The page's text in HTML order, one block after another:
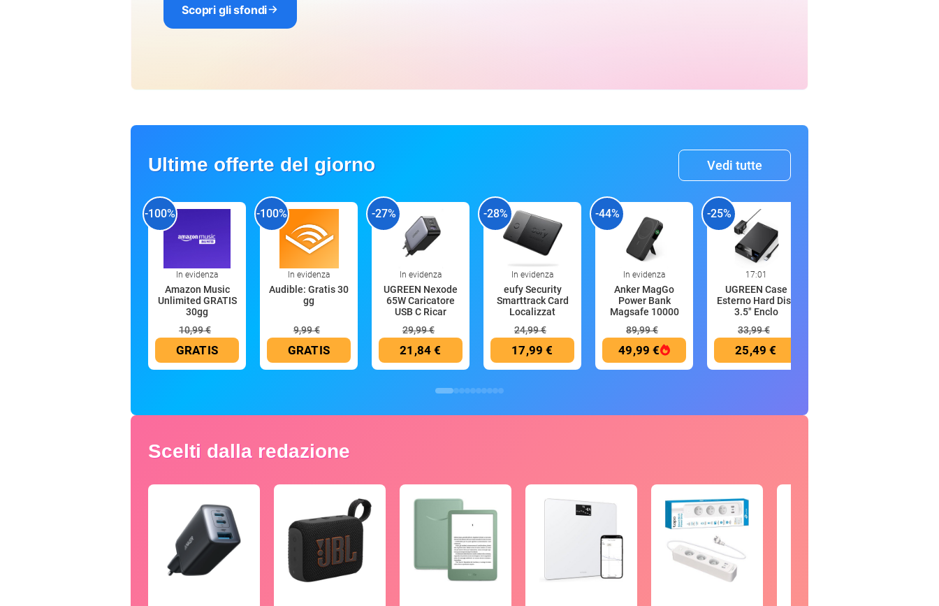
Scopri gli sfondi
Ultime offerte del giorno Vedi tutte
-100%
In evidenza
Amazon Music
Unlimited GRATIS
30gg
10,99 €
GRATIS
-100%
In evidenza
Audible: Gratis 30
gg
9,99 €
GRATIS
-27%
In evidenza
UGREEN Nexode
65W Caricatore
USB C Ricar
29,99 €
21,84 €
-28%
In evidenza
eufy Security
Smarttrack Card
Localizzat
24,99 €
17,99 €
-44%
In evidenza
Anker MagGo
Power Bank
Magsafe 10000
89,99 €
49,99 €
-25%
17:01
UGREEN Case
Esterno Hard Disk
3.5" Enclo
33,99 €
25,49 €
Scelti dalla redazione